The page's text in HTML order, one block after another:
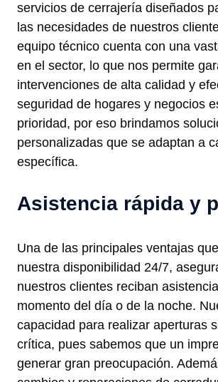
servicios de cerrajería diseñados
las necesidades de nuestros
equipo técnico cuenta con una
en el sector, lo que nos permite
intervenciones de alta calidad y
seguridad de hogares y negocios
prioridad, por eso brindamos
personalizadas que se adaptan a
específica.
Asistencia rápida y
Una de las principales ventajas
nuestra disponibilidad 24/7,
nuestros clientes reciban
momento del día o de la noche.
capacidad para realizar aperturas
crítica, pues sabemos que un
generar gran preocupación.